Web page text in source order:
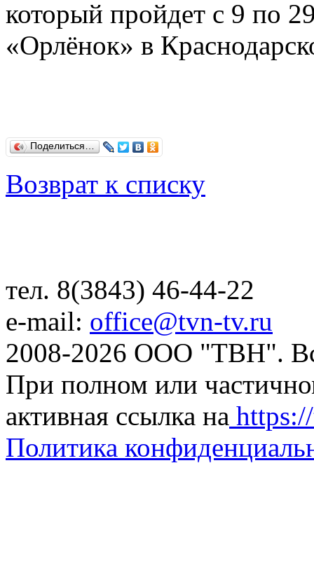
который пройдет с 9 по
«Орлёнок» в
Поделиться…
Возврат к списку
тел. 8(3843) 46-44-22
e-mail: office@tvn-tv.ru
2008-2026 ООО "ТВН".
При полном или
активная ссылка на
Политика